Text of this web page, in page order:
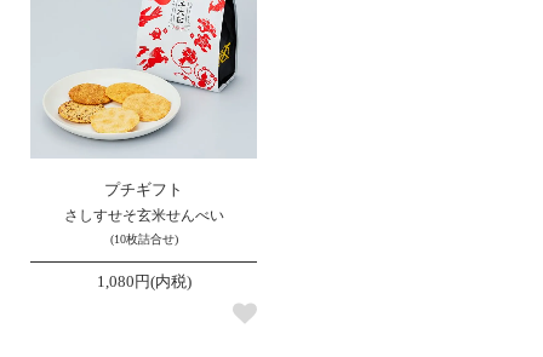
プチギフト
さしすせそ玄米せんべい
(10枚詰合せ)
1,080円(内税)